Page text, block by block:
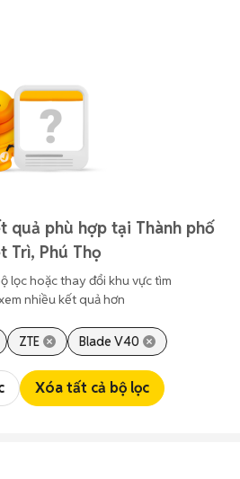
quả phù hợp tại Thành phố
Trì, Phú Thọ
lọc hoặc thay đổi khu vực tìm
nhiều kết quả hơn
ZTE Blade V40
Xóa tất cả bộ lọc